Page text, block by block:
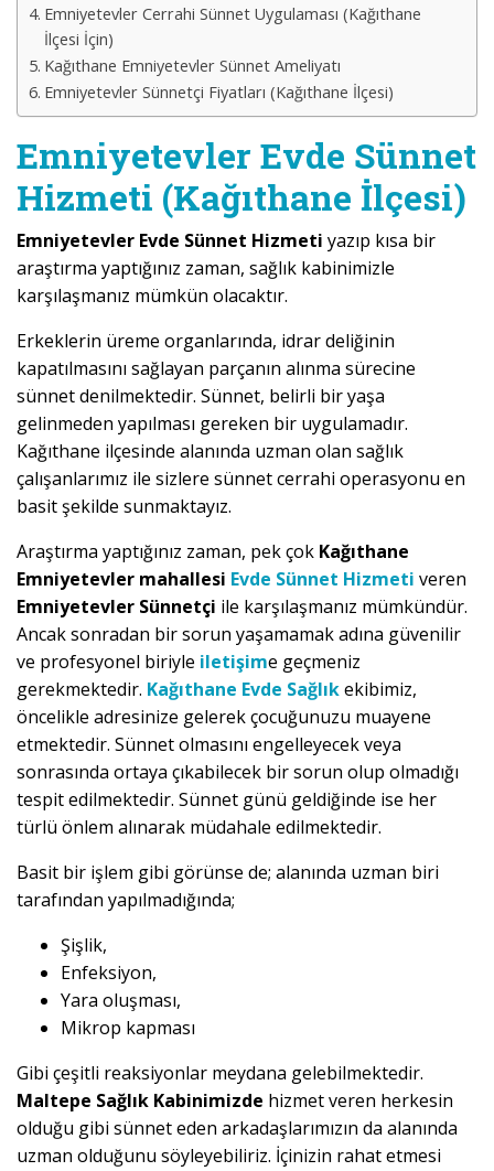
Emniyetevler Cerrahi Sünnet Uygulaması (Kağıthane
İlçesi İçin)
Kağıthane Emniyetevler Sünnet Ameliyatı
Emniyetevler Sünnetçi Fiyatları (Kağıthane İlçesi)
Emniyetevler Evde Sünnet
Hizmeti (Kağıthane İlçesi)
Emniyetevler Evde Sünnet Hizmeti yazıp kısa bir
araştırma yaptığınız zaman, sağlık kabinimizle
karşılaşmanız mümkün olacaktır.
Erkeklerin üreme organlarında, idrar deliğinin
kapatılmasını sağlayan parçanın alınma sürecine
sünnet denilmektedir. Sünnet, belirli bir yaşa
gelinmeden yapılması gereken bir uygulamadır.
Kağıthane ilçesinde alanında uzman olan sağlık
çalışanlarımız ile sizlere sünnet cerrahi operasyonu en
basit şekilde sunmaktayız.
Araştırma yaptığınız zaman, pek çok Kağıthane
Emniyetevler mahallesi Evde Sünnet Hizmeti veren
Emniyetevler Sünnetçi ile karşılaşmanız mümkündür.
Ancak sonradan bir sorun yaşamamak adına güvenilir
ve profesyonel biriyle iletişime geçmeniz
gerekmektedir. Kağıthane Evde Sağlıkekibimiz,
öncelikle adresinize gelerek çocuğunuzu muayene
etmektedir. Sünnet olmasını engelleyecek veya
sonrasında ortaya çıkabilecek bir sorun olup olmadığı
tespit edilmektedir. Sünnet günü geldiğinde ise her
türlü önlem alınarak müdahale edilmektedir.
Basit bir işlem gibi görünse de; alanında uzman biri
tarafından yapılmadığında;
Şişlik,
Enfeksiyon,
Yara oluşması,
Mikrop kapması
Gibi çeşitli reaksiyonlar meydana gelebilmektedir.
Maltepe Sağlık Kabinimizde hizmet veren herkesin
olduğu gibi sünnet eden arkadaşlarımızın da alanında
uzman olduğunu söyleyebiliriz. İçinizin rahat etmesi